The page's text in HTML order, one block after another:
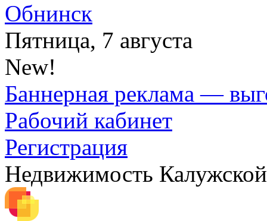
Обнинск
Пятница, 7 августа
New!
Баннерная реклама —
Рабочий кабинет
Регистрация
Недвижимость